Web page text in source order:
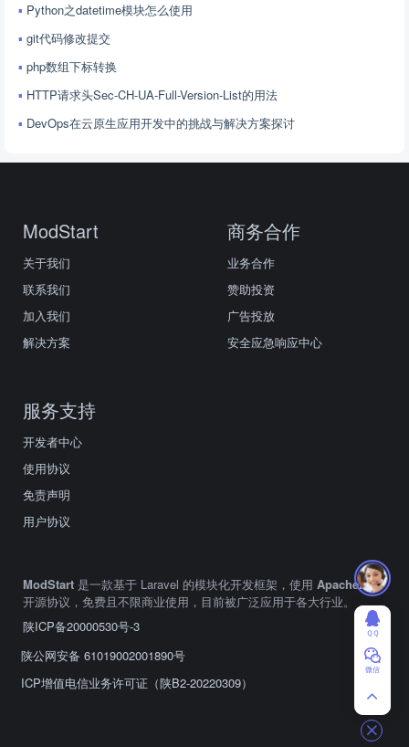
Python之datetime模块怎么使用
git代码修改提交
php数组下标转换
HTTP请求头Sec-CH-UA-Full-Version-List的用法
DevOps在云原生应用开发中的挑战与解决方案探讨
ModStart
关于我们
联系我们
加入我们
解决方案
商务合作
业务合作
赞助投资
广告投放
安全应急响应中心
服务支持
开发者中心
使用协议
免责声明
用户协议
ModStart 是一款基于 Laravel 的模块化开发框架，使用 Apache2.0
开源协议，免费且不限商业使用，目前被广泛应用于各大行业。
陕ICP备20000530号-3
陕公网安备 61019002001890号
ICP增值电信业务许可证（陕B2-20220309）
ＱＱ
微信